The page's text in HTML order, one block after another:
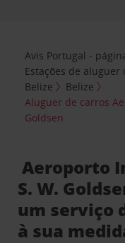
Avis Portugal -
Estações de aluguer
Belize
Belize
Aluguer de carros
Goldsen
Aeroporto
S. W.
um serviço
à sua